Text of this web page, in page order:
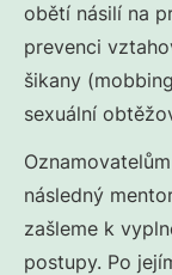
obětí násilí na
prevenci
šikany
sexuální
následný
zašleme k
postupy. Po